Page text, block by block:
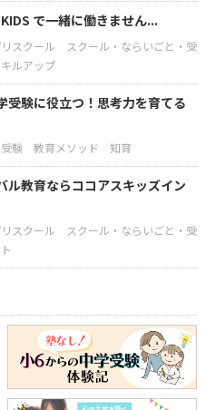
で一緒に働きません...
スクール
スクール・ならいごと・受
ルアップ
受験に役立つ！思考力を育てる
験 教育メソッド 知育
ル教育ならココアスキッズイン
スクール
スクール・ならいごと・受